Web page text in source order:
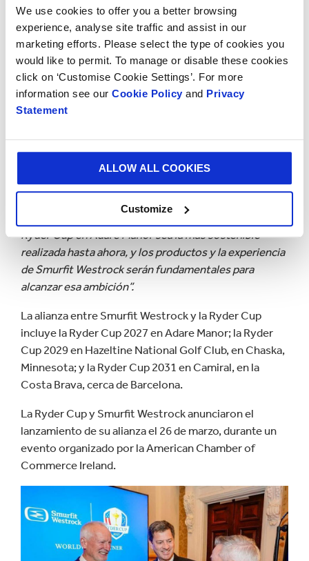
We use cookies to offer you a better browsing
experience, analyse site traffic and assist in our
marketing efforts. Please select the type of cookies you
would like to permit. To manage or disable these cookies
click on ‘Customise Cookie Settings’. For more
information see our Cookie Policy and Privacy
Statement
ALLOW ALL COOKIES
Customize
historia”, señalóMcGinley .“Espero con mucho
entusiasmo representar a la organización en su
recorrido junto a la Ryder Cup”.
“La Ryder Cup promete ser el mayor evento
deportivo jamás celebrado en la isla de Irlanda”
Richard Atkinson, Chief Ryder Cup Officer
con raíces locales de mostrar su experiencia ante una
audiencia global es enorme, y estamos encantados de
dar la bienvenida a una organización irlandesa del
Socios Globales. Además, queremos que la próxima
Ryder Cup en Adare Manor sea la más sostenible
realizada hasta ahora, y los productos y la experiencia
de Smurfit Westrock serán fundamentales para
alcanzar esa ambición”.
La alianza entre Smurfit Westrock y la Ryder Cup
incluye la Ryder Cup 2027 en Adare Manor; la Ryder
Cup 2029 en Hazeltine National Golf Club, en Chaska,
Minnesota; y la Ryder Cup 2031 en Camiral, en la
Costa Brava, cerca de Barcelona.
La Ryder Cup y Smurfit Westrock anunciaron el
lanzamiento de su alianza el 26 de marzo, durante un
evento organizado por la American Chamber of
Commerce Ireland.